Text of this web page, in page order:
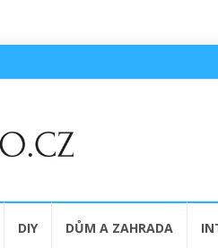
DIY DŮM A ZAHRADA